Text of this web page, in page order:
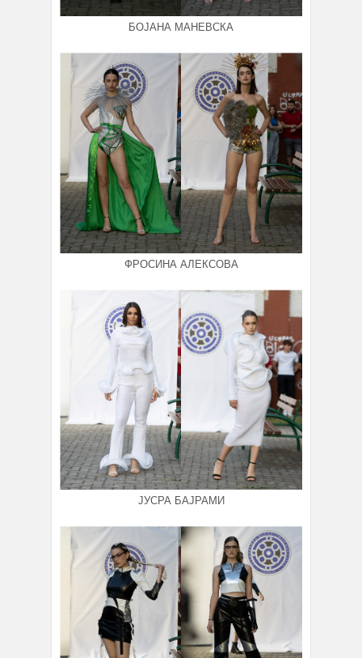
БОЈАНА МАНЕВСКА
ФРОСИНА АЛЕКСОВА
ЈУСРА БАЈРАМИ